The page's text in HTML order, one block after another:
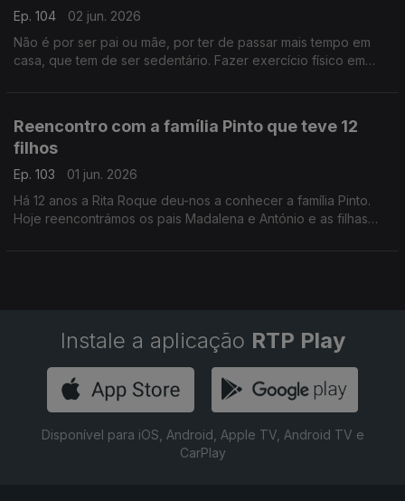
Ep. 104
02 jun. 2026
Não é por ser pai ou mãe, por ter de passar mais tempo em
casa, que tem de ser sedentário. Fazer exercício físico em
Reencontro com a família Pinto que teve 12
filhos
Ep. 103
01 jun. 2026
Há 12 anos a Rita Roque deu-nos a conhecer a família Pinto.
Hoje reencontrámos os pais Madalena e António e as filhas
Instale a aplicação RTP Play
Disponível para iOS, Android, Apple TV, Android TV e
CarPlay